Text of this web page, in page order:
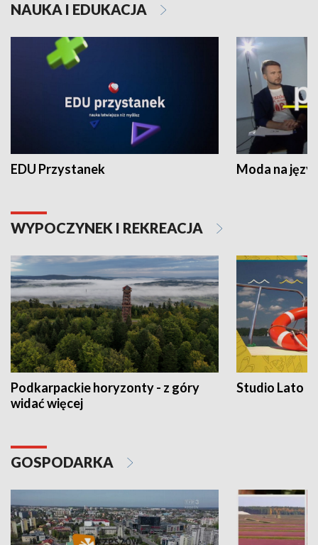
NAUKA I EDUKACJA
EDU Przystanek Moda na
WYPOCZYNEK I REKREACJA
Podkarpackie horyzonty - z góry
widać więcej
Studio Lato
GOSPODARKA